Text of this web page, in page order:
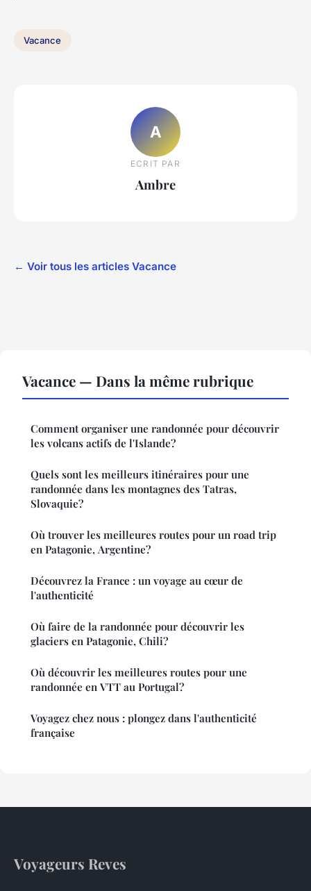
Vacance
A
ECRIT PAR
Ambre
← Voir tous les articles Vacance
Vacance — Dans la même rubrique
Comment organiser une randonnée pour découvrir
les volcans actifs de l'Islande?
Quels sont les meilleurs itinéraires pour une
randonnée dans les montagnes des Tatras,
Slovaquie?
Où trouver les meilleures routes pour un road trip
en Patagonie, Argentine?
Découvrez la France : un voyage au cœur de
l'authenticité
Où faire de la randonnée pour découvrir les
glaciers en Patagonie, Chili?
Où découvrir les meilleures routes pour une
randonnée en VTT au Portugal?
Voyagez chez nous : plongez dans l'authenticité
française
Voyageurs Reves